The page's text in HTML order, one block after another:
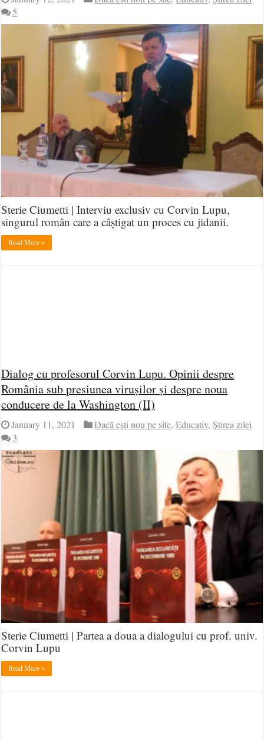
5
Sterie Ciumetti | Interviu exclusiv cu Corvin Lupu,
singurul român care a câștigat un proces cu jidanii.
Read More »
Dialog cu profesorul Corvin Lupu. Opinii despre
România sub presiunea virușilor și despre noua
conducere de la Washington (II)
January 11, 2021 Dacă ești nou pe site,Educativ,Știrea zilei
3
Sterie Ciumetti | Partea a doua a dialogului cu prof. univ.
Corvin Lupu
Read More »